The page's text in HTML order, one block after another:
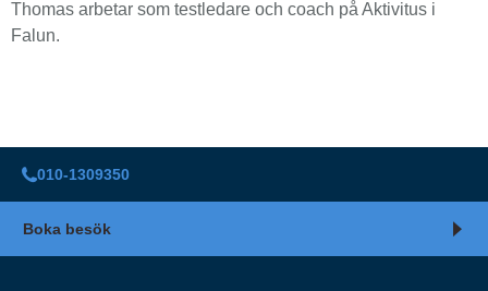
Thomas arbetar som testledare och coach på Aktivitus i
Falun.
010-1309350
Boka besök